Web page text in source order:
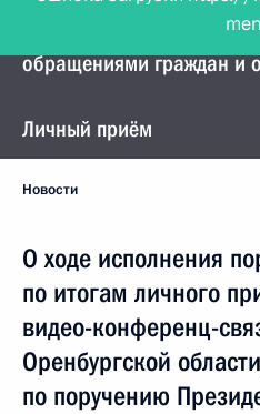
Управление Президента
обращениями граждан и
Личный приём
Новости
О ходе исполнения
по итогам личного
видео-конференц-
Оренбургской
по поручению